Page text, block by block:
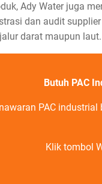
Ady Water juga
dan audit
darat maupun laut.
Butuh PAC
PAC
Klik tombol